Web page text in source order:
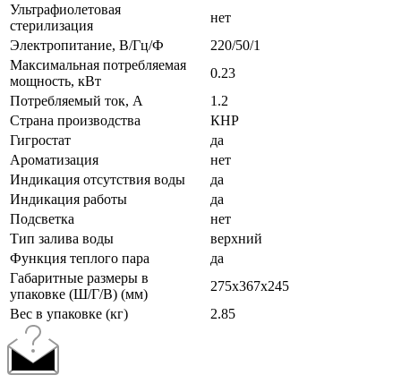
Ультрафиолетовая
стерилизация
нет
Электропитание, В/Гц/Ф
220/50/1
Максимальная потребляемая
мощность, кВт
0.23
Потребляемый ток, А
1.2
Страна производства
КНР
Гигростат
да
Ароматизация
нет
Индикация отсутствия воды
да
Индикация работы
да
Подсветка
нет
Тип залива воды
верхний
Функция теплого пара
да
Габаритные размеры в
упаковке (Ш/Г/В) (мм)
275x367x245
Вес в упаковке (кг)
2.85